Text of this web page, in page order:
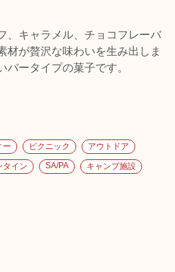
、キャラメル、チョコフレーバ
材が贅沢な味わいを生み出しま
ータイプの菓子です。
ー ピクニック アウトドア
タイン SA/PA
キャンプ施設